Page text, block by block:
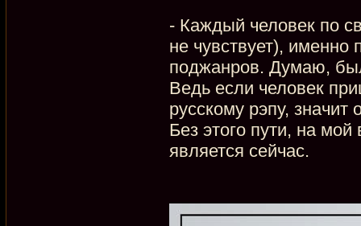
- Каждый человек по
не чувствует), именно
поджанров. Думаю,
Ведь если человек
русскому рэпу,
Без этого пути, на
является сейчас.